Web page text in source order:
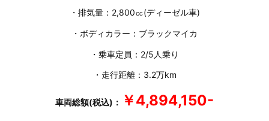
・排気量：2,800㏄(ディーゼル車)
・ボディカラー：ブラックマイカ
・乗車定員：2/5人乗り
・走行距離：3.2万km
車両総額(税込)： ￥4,894,150-